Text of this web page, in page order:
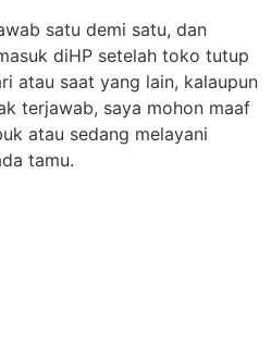
satu demi satu, dan
diHP setelah toko tutup
atau saat yang lain, kalaupun
terjawab, saya mohon maaf
atau sedang melayani
tamu.